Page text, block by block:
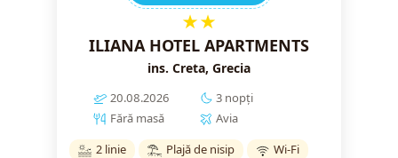
★★
ILIANA HOTEL APARTMENTS
ins. Creta, Grecia
20.08.2026
3 nopți
Fără masă
Avia
2 linie
Plajă de nisip
Wi-Fi